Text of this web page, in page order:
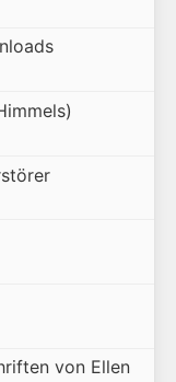
von Ellen